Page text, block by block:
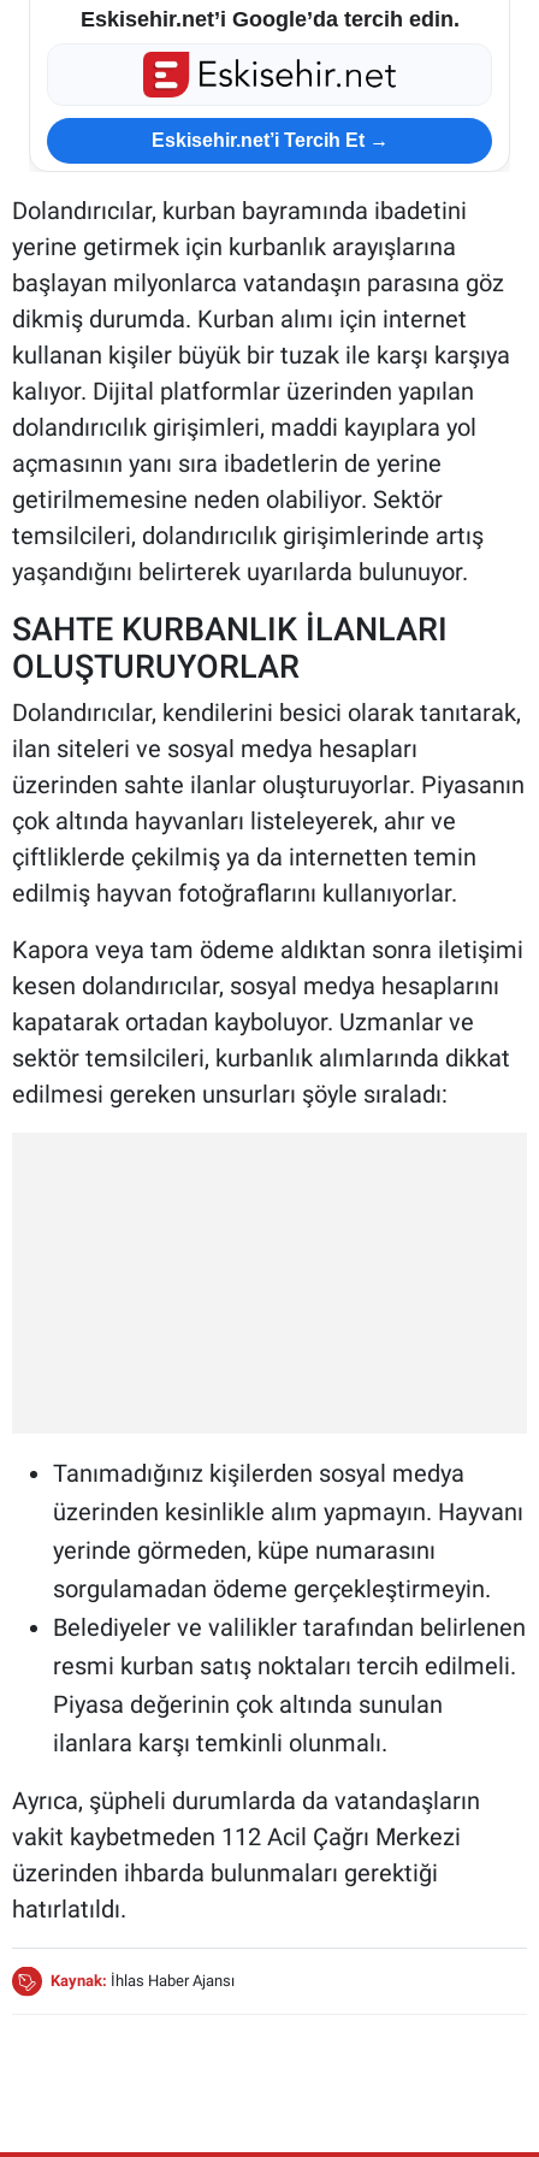
Eskisehir.net’i Google’da tercih edin.
Eskisehir.net’i Tercih Et →
Dolandırıcılar, kurban bayramında ibadetini
yerine getirmek için kurbanlık arayışlarına
başlayan milyonlarca vatandaşın parasına göz
dikmiş durumda. Kurban alımı için internet
kullanan kişiler büyük bir tuzak ile karşı karşıya
kalıyor. Dijital platformlar üzerinden yapılan
dolandırıcılık girişimleri, maddi kayıplara yol
açmasının yanı sıra ibadetlerin de yerine
getirilmemesine neden olabiliyor. Sektör
temsilcileri, dolandırıcılık girişimlerinde artış
yaşandığını belirterek uyarılarda bulunuyor.
SAHTE KURBANLIK İLANLARI
OLUŞTURUYORLAR
Dolandırıcılar, kendilerini besici olarak tanıtarak,
ilan siteleri ve sosyal medya hesapları
üzerinden sahte ilanlar oluşturuyorlar. Piyasanın
çok altında hayvanları listeleyerek, ahır ve
çiftliklerde çekilmiş ya da internetten temin
edilmiş hayvan fotoğraflarını kullanıyorlar.
Kapora veya tam ödeme aldıktan sonra iletişimi
kesen dolandırıcılar, sosyal medya hesaplarını
kapatarak ortadan kayboluyor. Uzmanlar ve
sektör temsilcileri, kurbanlık alımlarında dikkat
edilmesi gereken unsurları şöyle sıraladı:
Tanımadığınız kişilerden sosyal medya
üzerinden kesinlikle alım yapmayın. Hayvanı
yerinde görmeden, küpe numarasını
sorgulamadan ödeme gerçekleştirmeyin.
Belediyeler ve valilikler tarafından belirlenen
resmi kurban satış noktaları tercih edilmeli.
Piyasa değerinin çok altında sunulan
ilanlara karşı temkinli olunmalı.
Ayrıca, şüpheli durumlarda da vatandaşların
vakit kaybetmeden 112 Acil Çağrı Merkezi
üzerinden ihbarda bulunmaları gerektiği
hatırlatıldı.
Kaynak: İhlas Haber Ajansı